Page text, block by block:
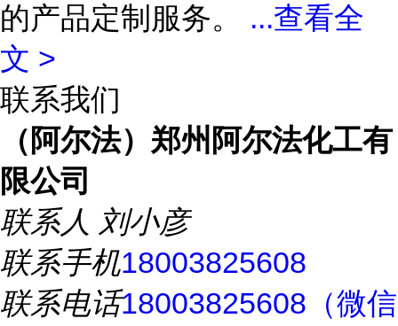
的产品定制服务。 ...查看全
文 >
联系我们
（阿尔法）郑州阿尔法化工有
限公司
联系人 刘小彦
联系手机18003825608
联系电话18003825608（微信